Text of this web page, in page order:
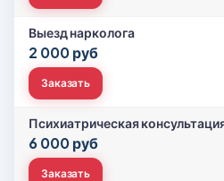
Выезд нарколога
2 000 руб
Заказать
Психиатрическая
6 000 руб
Заказать